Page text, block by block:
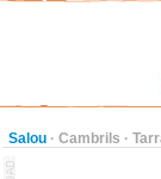
Salou · Cambrils ·